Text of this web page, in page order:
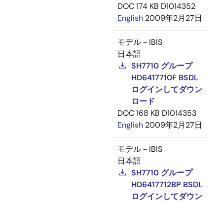
DOC174 KB D1014352
English 2009年2月27日
モデル－IBIS
日本語
SH7710 グループ
HD6417710F BSDL
ログインしてダウン
ロード
DOC168 KB D1014353
English 2009年2月27日
モデル－IBIS
日本語
SH7710 グループ
HD6417712BP BSDL
ログインしてダウン